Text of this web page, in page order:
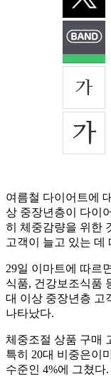
여름철 다이어트에
상 중장년층이 다이
히 체중감량을 위한
고객이 늘고 있는 데
29일 이마트에 따르
식품, 건강보조식품
대 이상 중장년층 고
나타났다.
체중조절 상품 구매
특히 20대 비중은이
수준인 4%에 그쳤다.